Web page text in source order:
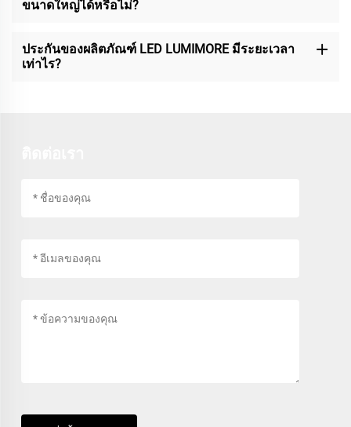
ขนาดใหญ่ได้หรือไม่?
ประกันของผลิตภัณฑ์ LED LUMIMORE มีระยะเวลา
เท่าไร?